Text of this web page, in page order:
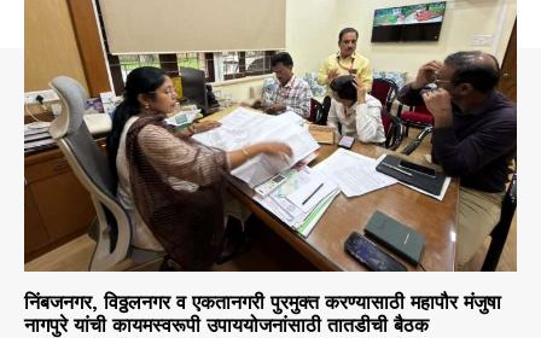
निंबजनगर, विठ्ठलनगर व एकतानगरी पुरमुक्त करण्यासाठी महापौर मंजुषा
नागपुरे यांची कायमस्वरूपी उपाययोजनांसाठी तातडीची बैठक